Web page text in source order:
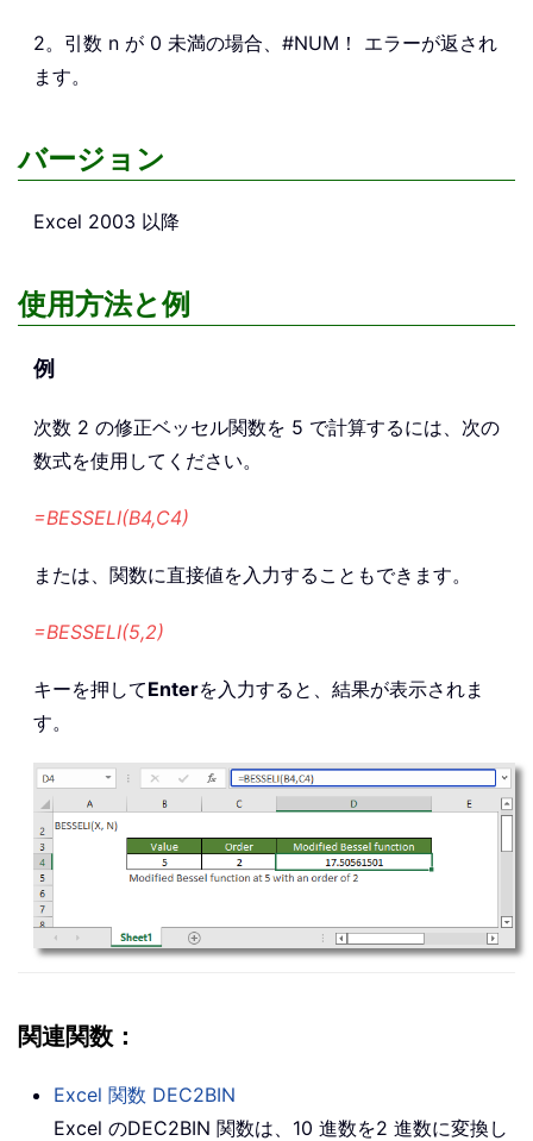
2。引数 n が 0 未満の場合、#NUM！ エラーが返され
ます。
バージョン
Excel 2003 以降
使用方法と例
例
次数 2 の修正ベッセル関数を 5 で計算するには、次の
数式を使用してください。
=BESSELI(B4,C4)
または、関数に直接値を入力することもできます。
=BESSELI(5,2)
キーを押してEnterを入力すると、結果が表示されま
す。
関連関数：
Excel 関数 DEC2BIN
Excel のDEC2BIN 関数は、10 進数を2 進数に変換し